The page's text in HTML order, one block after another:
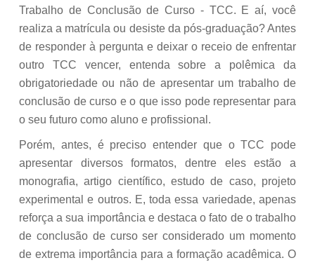
Trabalho de Conclusão de Curso - TCC. E aí, você
realiza a matrícula ou desiste da pós-graduação? Antes
de responder à pergunta e deixar o receio de enfrentar
outro TCC vencer, entenda sobre a polêmica da
obrigatoriedade ou não de apresentar um trabalho de
conclusão de curso e o que isso pode representar para
o seu futuro como aluno e profissional.
Porém, antes, é preciso entender que o TCC pode
apresentar diversos formatos, dentre eles estão a
monografia, artigo científico, estudo de caso, projeto
experimental e outros. E, toda essa variedade, apenas
reforça a sua importância e destaca o fato de o trabalho
de conclusão de curso ser considerado um momento
de extrema importância para a formação acadêmica. O